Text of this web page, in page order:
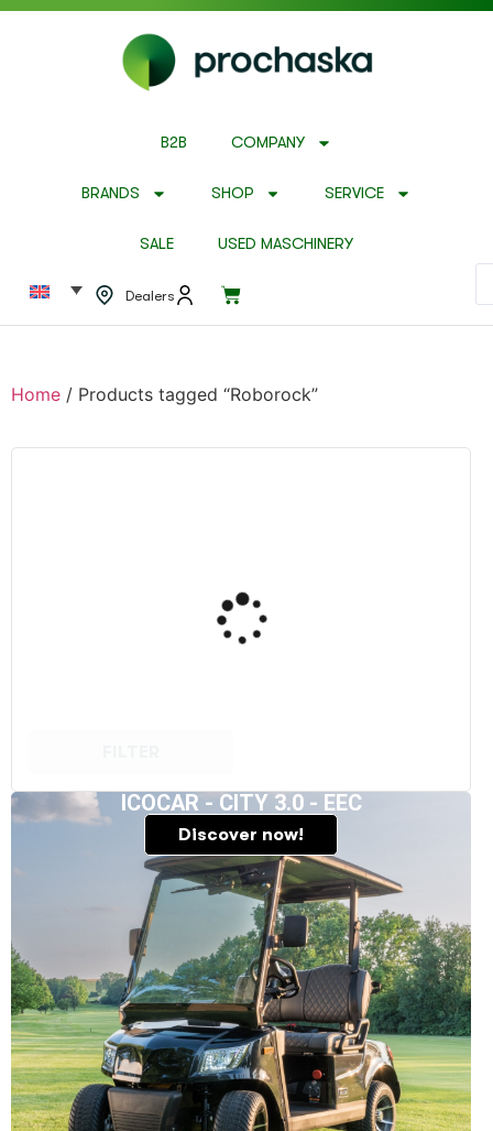
B2B COMPANY
BRANDS SHOP SERVICE
SALE USED MASCHINERY
Dealers
Home / Products tagged “Roborock”
ICOCAR - CITY 3.0 - EEC
Discover now!